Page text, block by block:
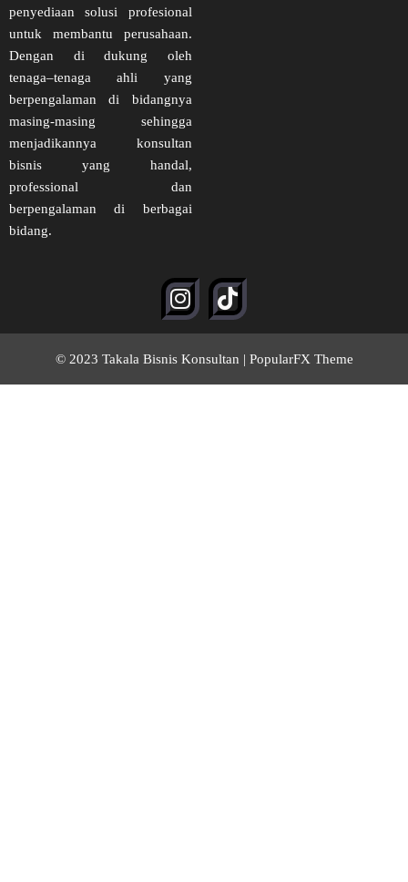
penyediaan solusi profesional
untuk membantu perusahaan.
Dengan di dukung oleh
tenaga–tenaga ahli yang
berpengalaman di bidangnya
masing-masing sehingga
menjadikannya konsultan
bisnis yang handal,
professional dan
berpengalaman di berbagai
bidang.
© 2023 Takala Bisnis Konsultan | PopularFX Theme